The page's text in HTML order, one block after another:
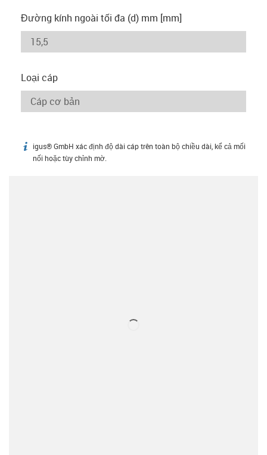
Đường kính ngoài tối đa (d) mm [mm]
Loại cáp
igus-icon-info
igus® GmbH xác định độ dài cáp trên toàn bộ chiều dài, kể cả mối
nối hoặc tùy chỉnh mờ.